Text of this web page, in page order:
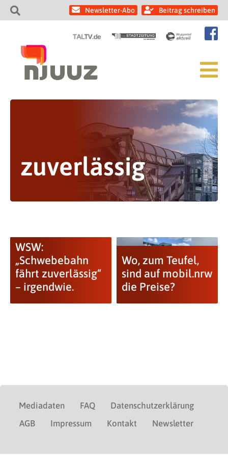
Newsletter-Abo Beitrag schreiben
zuverlässig
WSW:
„Schwebebahn
fährt zuverlässig“
– irgendwie.
Wo, zum Teufel,
sind auf mobil.nrw
die Preise?
Mediadaten FAQ
Datenschutzerklärung
AGB
Impressum Kontakt Newsletter